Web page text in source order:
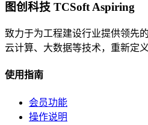
图创科技 TCSoft Aspiring
致力于为工程建设行业提供领先
云计算、大数据等技术，重新定
使用指南
会员功能
操作说明